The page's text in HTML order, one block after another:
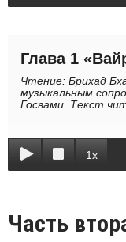
Глава 1
Чтение: Брихад
музыкальным
Госвами. Текст
1x
Часть